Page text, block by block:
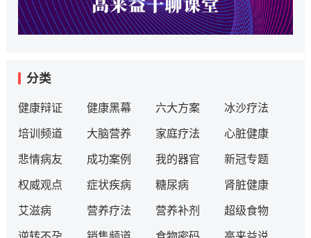
分类
健康辩证 健康黑幕 六大方案 冰沙疗法
培训频道 大脑营养 家庭疗法 心脏健康
悲情病友 成功案例 我的器官 新冠专题
权威观点 症状疾病 糖尿病 肾脏健康
艾滋病 营养疗法 营养补剂 超级食物